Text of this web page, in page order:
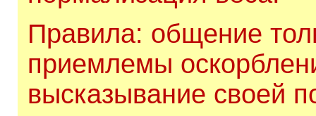
Правила: общение
приемлемы
высказывание своей